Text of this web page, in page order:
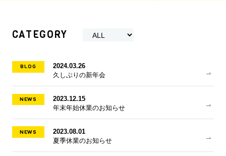
CATEGORY
BLOG
2024.03.26
久しぶりの新年会
NEWS
2023.12.15
年末年始休業のお知らせ
NEWS
2023.08.01
夏季休業のお知らせ